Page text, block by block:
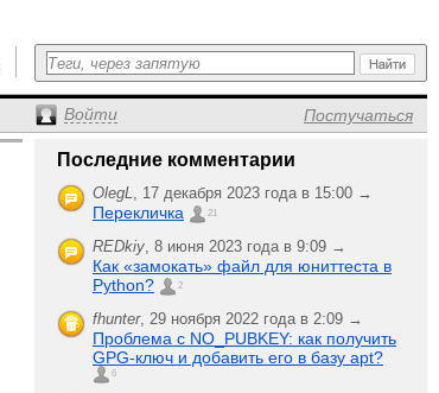
Войти Постучаться
Последние комментарии
OlegL, 17 декабря 2023 года в 15:00 →
Перекличка 21
REDkiy, 8 июня 2023 года в 9:09 →
Как «замокать» файл для юниттеста в
Python?
2
fhunter, 29 ноября 2022 года в 2:09 →
Проблема с NO_PUBKEY: как получить
GPG-ключ и добавить его в базу apt?
6